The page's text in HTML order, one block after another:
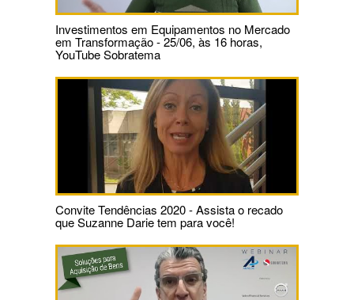
Investimentos em Equipamentos no Mercado
em Transformação - 25/06, às 16 horas,
YouTube Sobratema
Convite Tendências 2020 - Assista o recado
que Suzanne Darie tem para você!